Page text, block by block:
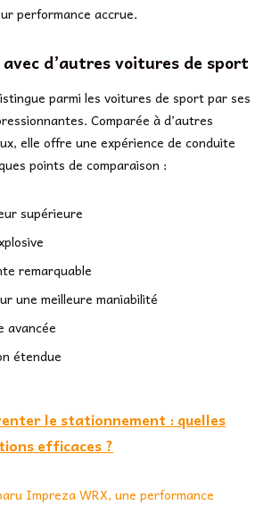
performance accrue.
d’autres voitures de sport
parmi les voitures de sport par ses
Comparée à d’autres
elle offre une expérience de conduite
points de comparaison :
supérieure
remarquable
une meilleure maniabilité
avancée
étendue
le stationnement : quelles
efficaces ?
Impreza WRX, une performance